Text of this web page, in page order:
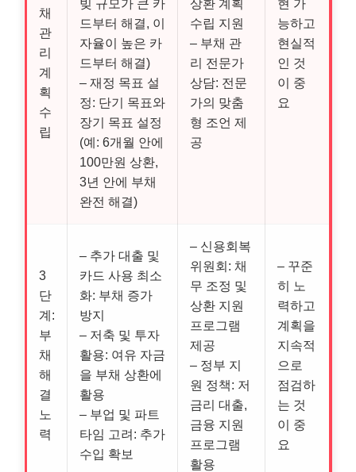
채
관
리
계
획
수
립
드부터 해결, 이
자율이 높은 카
드부터 해결)
– 재정 목표 설
정: 단기 목표와
장기 목표 설정
(예: 6개월 안에
100만원 상환,
3년 안에 부채
완전 해결)
수립 지원
– 부채 관
리 전문가
상담: 전문
가의 맞춤
형 조언 제
공
능하고
현실적
인 것
이 중
요
3
단
계:
부
채
해
결
노
력
– 추가 대출 및
카드 사용 최소
화: 부채 증가
방지
– 저축 및 투자
활용: 여유 자금
을 부채 상환에
활용
– 부업 및 파트
타임 고려: 추가
수입 확보
– 신용회복
위원회: 채
무 조정 및
상환 지원
프로그램
제공
– 정부 지
원 정책: 저
금리 대출,
금융 지원
프로그램
활용
– 꾸준
히 노
력하고
계획을
지속적
으로
점검하
는 것
이 중
요